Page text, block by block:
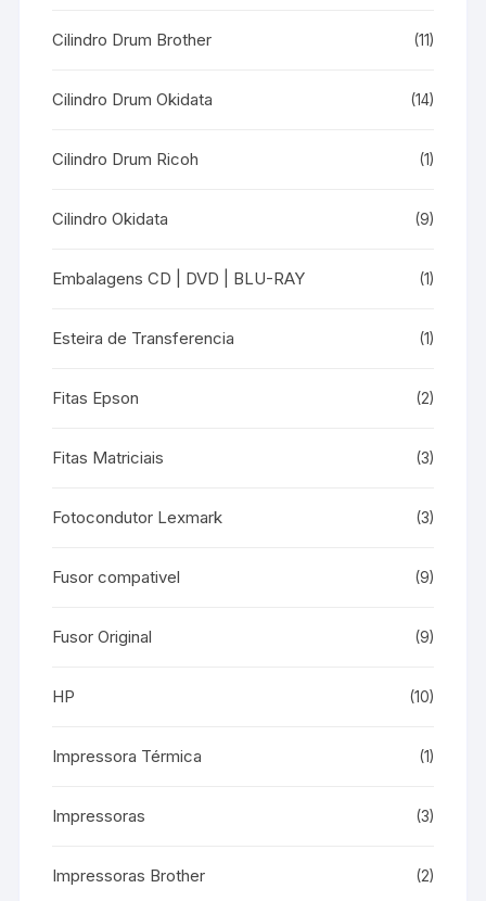
Cilindro Drum Brother (11)
Cilindro Drum Okidata (14)
Cilindro Drum Ricoh (1)
Cilindro Okidata (9)
Embalagens CD | DVD | BLU-RAY (1)
Esteira de Transferencia (1)
Fitas Epson (2)
Fitas Matriciais (3)
Fotocondutor Lexmark (3)
Fusor compativel (9)
Fusor Original (9)
HP (10)
Impressora Térmica (1)
Impressoras (3)
Impressoras Brother (2)